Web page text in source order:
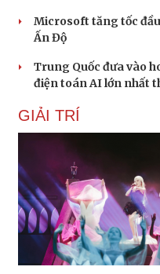
Microsoft tăng tốc
Ấn Độ
Trung Quốc đưa vào
điện toán AI lớn nhất
GIẢI TRÍ